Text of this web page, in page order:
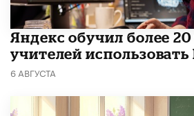
​Яндекс обучил более
учителей
6 АВГУСТА